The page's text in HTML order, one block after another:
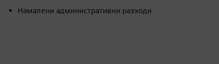
Намалени административни разходи